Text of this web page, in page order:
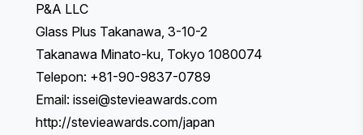
P&A LLC
Glass Plus Takanawa, 3-10-2
Takanawa Minato-ku, Tokyo 1080074
Telepon: +81-90-9837-0789
Email: issei@stevieawards.com
http://stevieawards.com/japan